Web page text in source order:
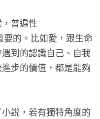
普遍性
要的。比如愛，跟生命
到的認識自己、自我
步的價值，都是能夠
說，若有獨特角度的